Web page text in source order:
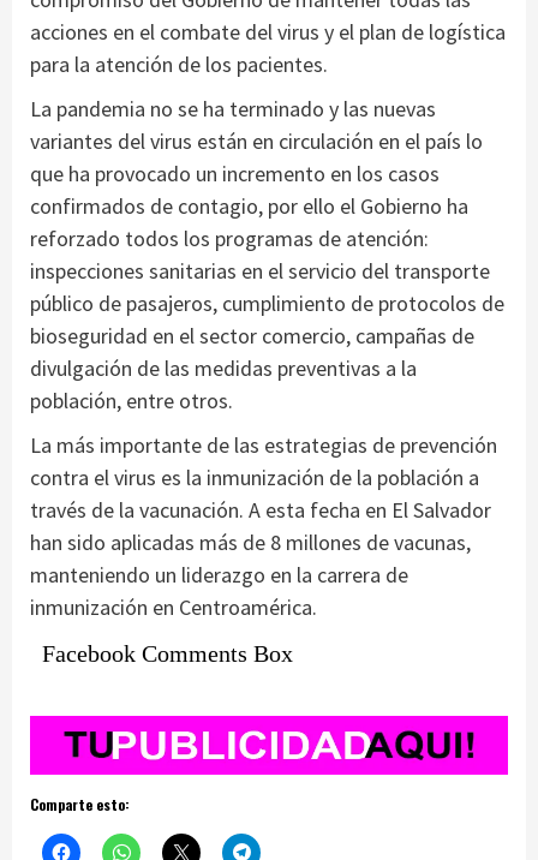
acciones en el combate del virus y el plan de logística
para la atención de los pacientes.
La pandemia no se ha terminado y las nuevas
variantes del virus están en circulación en el país lo
que ha provocado un incremento en los casos
confirmados de contagio, por ello el Gobierno ha
reforzado todos los programas de atención:
inspecciones sanitarias en el servicio del transporte
público de pasajeros, cumplimiento de protocolos de
bioseguridad en el sector comercio, campañas de
divulgación de las medidas preventivas a la
población, entre otros.
La más importante de las estrategias de prevención
contra el virus es la inmunización de la población a
través de la vacunación. A esta fecha en El Salvador
han sido aplicadas más de 8 millones de vacunas,
manteniendo un liderazgo en la carrera de
inmunización en Centroamérica.
Facebook Comments Box
Comparte esto: